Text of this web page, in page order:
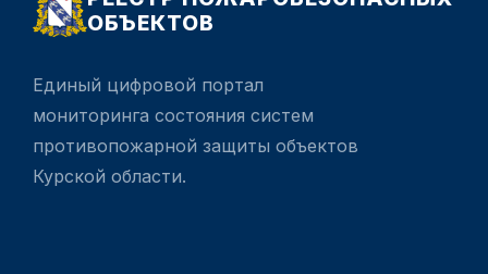
ОБЪЕКТОВ
Единый цифровой портал
мониторинга состояния систем
противопожарной защиты объектов
Курской области.